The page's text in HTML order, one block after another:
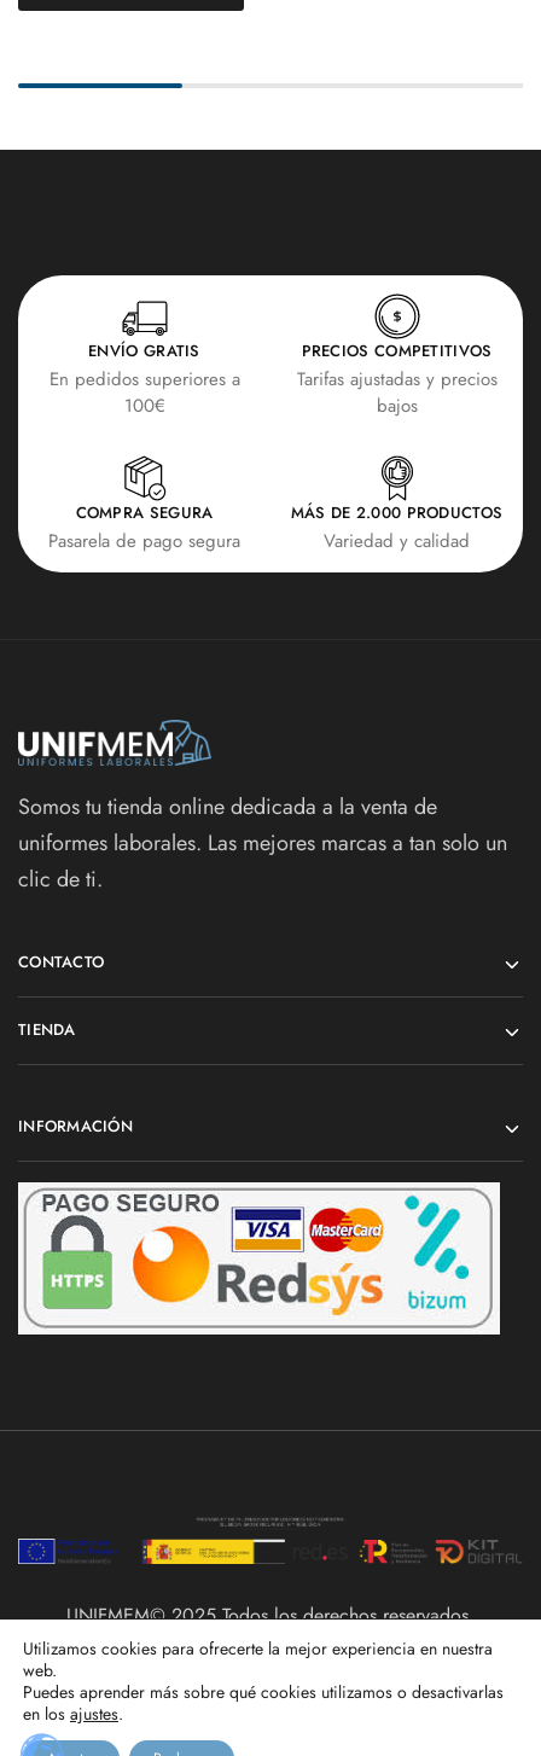
ENVÍO GRATIS
En pedidos superiores a
100€
PRECIOS COMPETITIVOS
Tarifas ajustadas y precios
bajos
COMPRA SEGURA
Pasarela de pago segura
MÁS DE 2.000 PRODUCTOS
Variedad y calidad
Somos tu tienda online dedicada a la venta de
uniformes laborales. Las mejores marcas a tan solo un
clic de ti.
CONTACTO
TIENDA
INFORMACIÓN
UNIFMEM© 2025 Todos los derechos reservados.
Utilizamos cookies para ofrecerte la mejor experiencia en nuestra
web.
Puedes aprender más sobre qué cookies utilizamos o desactivarlas
en los ajustes.